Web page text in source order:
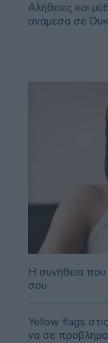
Αλήθειες και
ανάμεσα σε
Η συνήθεια
σου
Yellow flags
να σε